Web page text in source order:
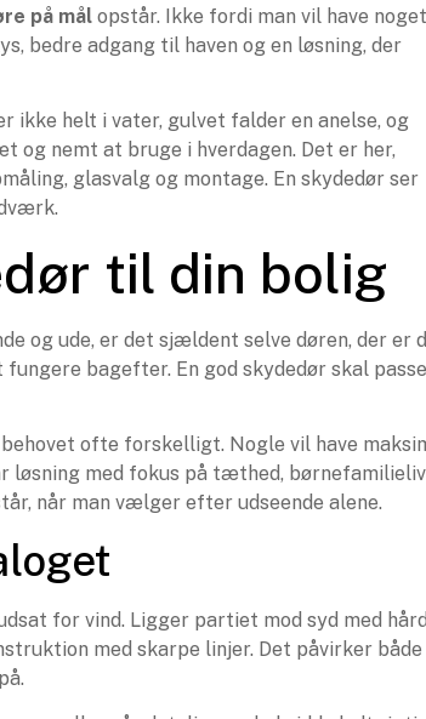
på mål opstår. Ikke fordi man vil have noget
bedre adgang til haven og en løsning, der
ikke helt i vater, gulvet falder en anelse, og
nemt at bruge i hverdagen. Det er her,
glasvalg og montage. En skydedør ser
til din bolig
og ude, er det sjældent selve døren, der er
bagefter. En god skydedør skal
ofte forskelligt. Nogle vil have
løsning med fokus på tæthed,
når man vælger efter udseende alene.
for vind. Ligger partiet mod syd med hård
med skarpe linjer. Det påvirker både